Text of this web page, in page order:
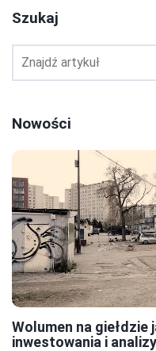
Szukaj
Nowości
Wolumen na
inwestowania i